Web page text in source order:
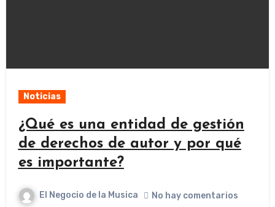
Noticias
¿Qué es una entidad de gestión
de derechos de autor y por qué
es importante?
El Negocio de la Musica No hay comentarios